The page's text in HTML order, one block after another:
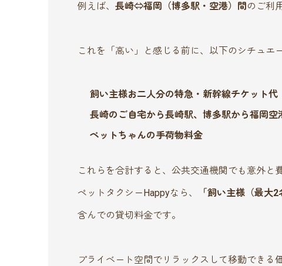
例えば、 長崎⇔福岡（博多駅・空港）間のご利
これを「高い」と感じる前に、以下のシチュエ
飼い主様お二人分の特急・新幹線チケット代
長崎のご自宅から長崎駅、博多駅から福岡空
ペットちゃんの手荷物料金
これらを合計すると、公共交通機関でも意外と
ペットタクシーHappyなら、
「飼い主様（最大
含んでの貸切料金です。
プライベート空間でリラックスして移動でき